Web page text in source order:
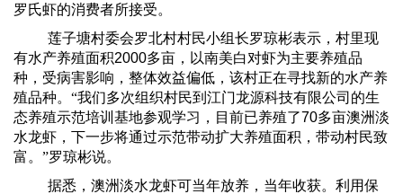
罗氏虾的消费者所接受。
莲子塘村委会罗北村村民小组长罗琼彬表示，村里现
有水产养殖面积2000多亩，以南美白对虾为主要养殖品
种，受病害影响，整体效益偏低，该村正在寻找新的水产养
殖品种。“我们多次组织村民到江门龙源科技有限公司的生
态养殖示范培训基地参观学习，目前已养殖了70多亩澳洲淡
水龙虾，下一步将通过示范带动扩大养殖面积，带动村民致
富。”罗琼彬说。
据悉，澳洲淡水龙虾可当年放养，当年收获。利用保